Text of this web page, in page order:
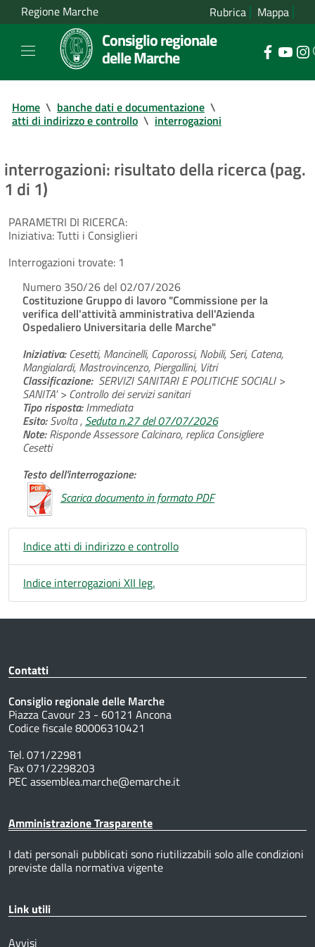
Regione Marche Rubrica Mappa
Consiglio regionale
delle Marche
Home \ banche dati e documentazione \
atti di indirizzo e controllo \ interrogazioni
interrogazioni: risultato della ricerca (pag.
1 di 1)
PARAMETRI DI RICERCA:
Iniziativa:Tutti i Consiglieri
Interrogazioni trovate: 1
Numero 350/26 del 02/07/2026
Costituzione Gruppo di lavoro "Commissione per la
verifica dell'attività amministrativa dell'Azienda
Ospedaliero Universitaria delle Marche"
Iniziativa:Cesetti, Mancinelli, Caporossi, Nobili, Seri, Catena,
Mangialardi, Mastrovincenzo, Piergallini, Vitri
Classificazione: SERVIZI SANITARI E POLITICHE SOCIALI >
SANITA' > Controllo dei servizi sanitari
Tipo risposta:Immediata
Esito:Svolta , Seduta n.27 del 07/07/2026
Note:Risponde Assessore Calcinaro, replica Consigliere
Cesetti
Testo dell'interrogazione:
Scarica documento in formato PDF
Indice atti di indirizzo e controllo
Indice interrogazioni XII leg.
Contatti
Consiglio regionale delle Marche
Piazza Cavour 23 - 60121 Ancona
Codice fiscale 80006310421
Tel. 071/22981
Fax 071/2298203
PEC assemblea.marche@emarche.it
Amministrazione Trasparente
I dati personali pubblicati sono riutilizzabili solo alle condizioni
previste dalla normativa vigente
Link utili
Avvisi